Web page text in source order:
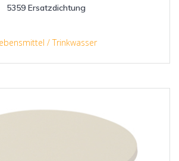
5359 Ersatzdichtung
/ Trinkwasser